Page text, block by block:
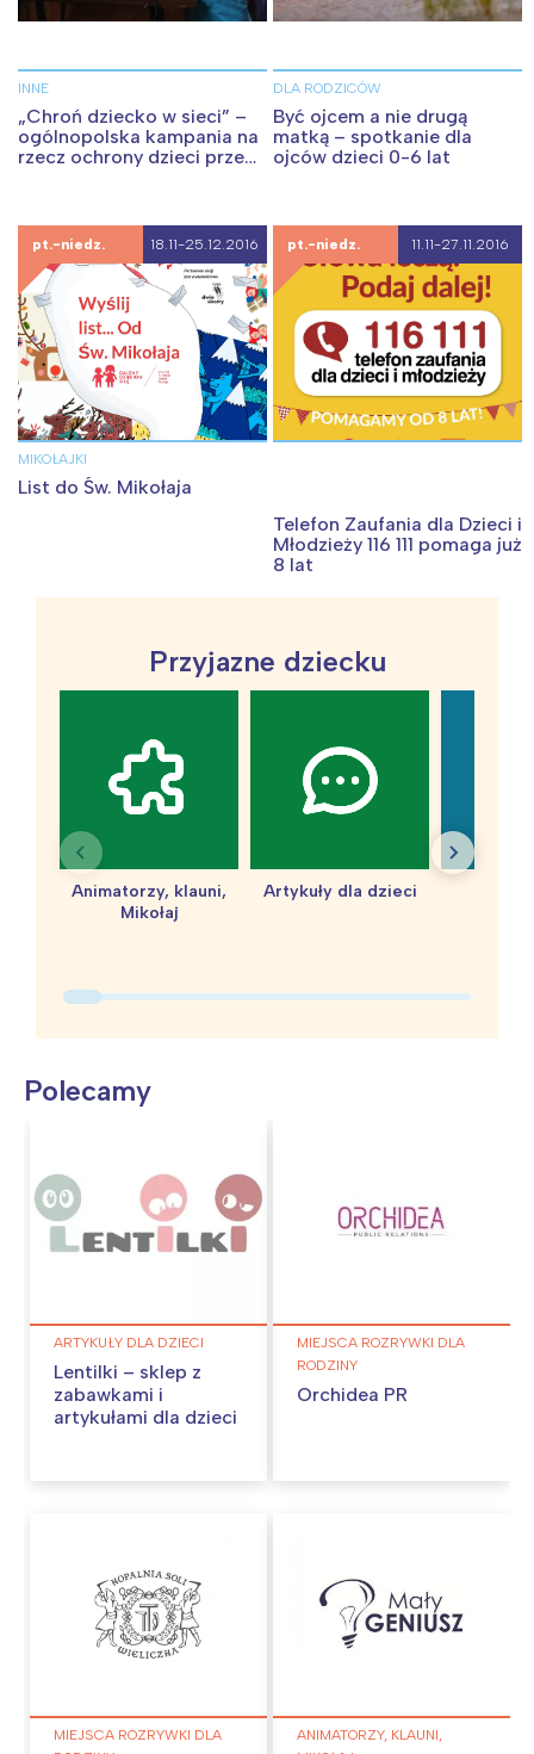
INNE
„Chroń dziecko w sieci” –
ogólnopolska kampania na
rzecz ochrony dzieci przed
DLA RODZICÓW
Być ojcem a nie drugą
matką – spotkanie dla
ojców dzieci 0-6 lat
pt.-niedz. 18.11-25.12.2016
MIKOŁAJKI
List do Św. Mikołaja
pt.-niedz. 11.11-27.11.2016
Telefon Zaufania dla Dzieci i
Młodzieży 116 111 pomaga już
8 lat
Przyjazne dziecku
Animatorzy, klauni,
Mikołaj
Artykuły dla dzieci
Polecamy
ARTYKUŁY DLA DZIECI
Lentilki – sklep z
zabawkami i
artykułami dla dzieci
MIEJSCA ROZRYWKI DLA
RODZINY
Orchidea PR
MIEJSCA ROZRYWKI DLA
ANIMATORZY, KLAUNI,